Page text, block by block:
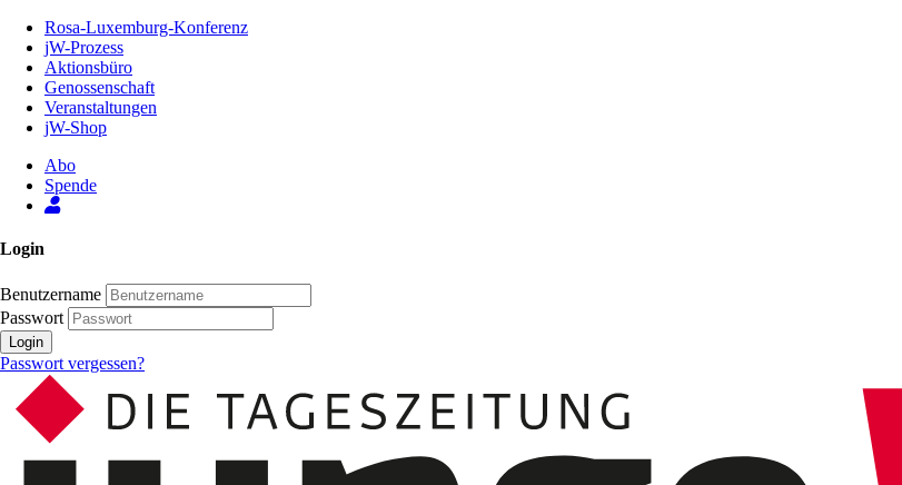
Inhalt
Seite
Rosa-Luxemburg-Konferenz
jW-Prozess
Aktionsbüro
Genossenschaft
Veranstaltungen
jW-Shop
Abo
Spende
Login
Benutzername
Passwort
Login
Passwort vergessen?